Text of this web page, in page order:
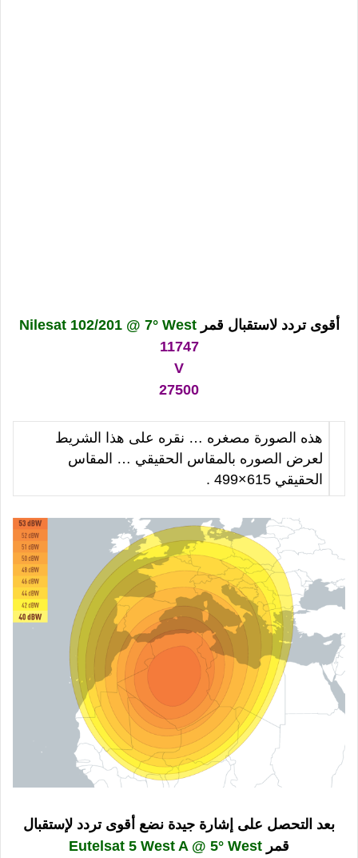
أقوى تردد لاستقبال قمرNilesat 102/201 @ 7° West
11747
V
27500
هذه الصورة مصغره … نقره على هذا الشريط
لعرض الصوره بالمقاس الحقيقي … المقاس
الحقيقي 615×499 .
بعد التحصل على إشارة جيدة نضع أقوى تردد لإستقبال
قمر